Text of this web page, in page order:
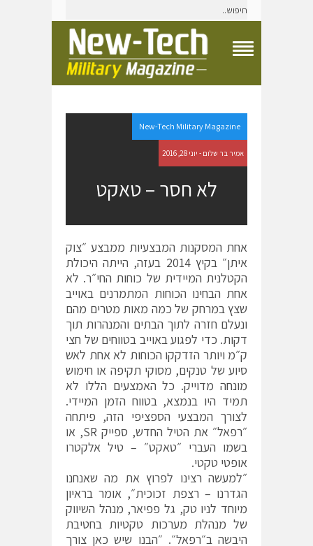
g
l
e
N
a
i
n
M
e
n
u
New-Tech Military Magazine
אמיר בר שלום - יוני 28, 2016
לא חסר – טאקט
אחת המסקנות המבצעיות ממבצע ״צוק
איתן״ בקיץ 2014 בעזה, הייתה היכולת
הקטלנית המיידית של כוחות החי״ר. לא
אחת הבחינו הכוחות המתמרנים באוייב
שצץ במרחק של כמה מאות מטרים מהם
ונעלם חזרה לתוך הבתים והמנהרות תוך
דקות. כדי לפגוע באוייב בטווחים של חצי
ק״מ ויותר הזדקקו הכוחות לא אחת לאש
סיוע של טנקים, מסוקי תקיפה או חימוש
מונחה מדוייק. כל האמצעים הללו לא
תמיד היו בנמצא, בטווח הזמן המיידי.
לצורך המבצעי הספציפי הזה, פיתחה
״רפאל״ את הטיל החדש, ספייק SR, או
בשמו העברי ״טאקט״ – טיל אלקטרו
אופטי טקטי.
״למעשה רצינו לפרוץ את מה שאנחנו
הגדרנו – רצפת זכוכית״, אומר בראיון
מיוחד לניו טק, גל פפיאר, מנהל השיווק
של מנהלת מערכות טקטיות בחטיבת
היבשה ב״רפאל״. ״הבנו שיש כאן צורך